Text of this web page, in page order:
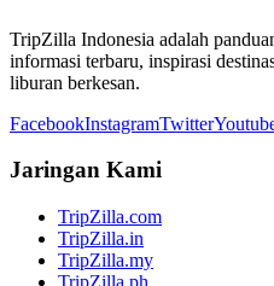
TripZilla Indonesia adalah
informasi terbaru, inspirasi
liburan berkesan.
FacebookInstagramTwitter
Jaringan Kami
TripZilla.com
TripZilla.in
TripZilla.my